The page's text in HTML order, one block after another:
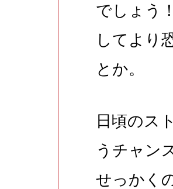
でしょう
してより
とか。
日頃のス
うチャン
せっかく